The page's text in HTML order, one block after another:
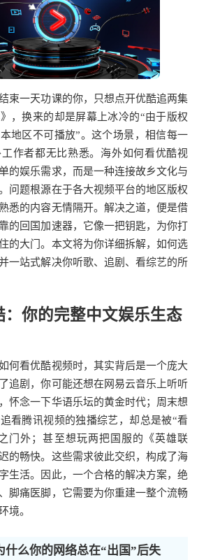
束一天功课的你，只想点开优酷追两集
，换来的却是屏幕上冰冷的“由于版权
地区不可播放”。这个场景，相信每一
作者都无比熟悉。海外如何看优酷视
的娱乐需求，而是一种连接故乡文化与
问题根源在于各大视频平台的地区版权
悉的内容无情隔开。解决之道，便是借
的回国加速器，它像一把钥匙，为你打
的大门。本文将为你详细拆解，如何选
一站式解决你听歌、追剧、看综艺的所
：你的完整中文娱乐生态
何看优酷视频时，其实背后是一个庞大
追剧，你可能还想在网易云音乐上听听
怀念一下华语乐坛的黄金时代；周末想
看腾讯视频的独播综艺，却总是被“看
门外；甚至想玩两把国服的《英雄联
的畅快。这些需求彼此交织，构成了海
生活。因此，一个合格的解决方案，绝
脚痛医脚，它需要为你重建一整个流畅
境。
什么你的网络总在“出国”后失